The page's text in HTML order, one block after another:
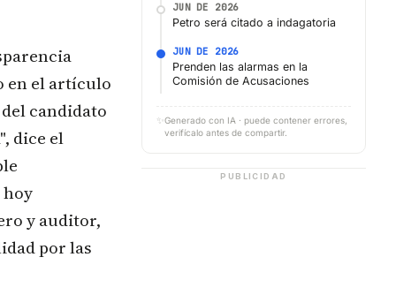
en el artículo
candidato
dice el
hoy
y auditor,
por las
JUN DE 2026
Petro será citado a indagatoria
JUN DE 2026
Prenden las alarmas en la
Comisión de Acusaciones
✨ Generado con IA · puede contener errores,
verifícalo antes de compartir.
PUBLICIDAD